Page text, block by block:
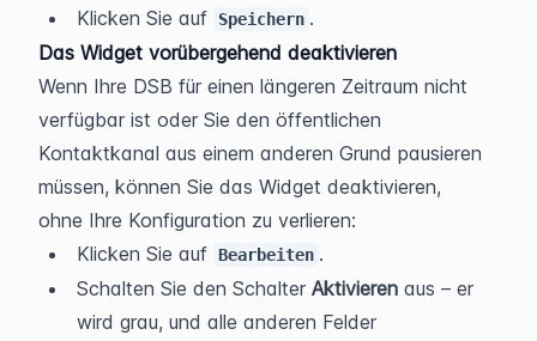
Klicken Sie auf
Speichern .
Das Widget vorübergehend deaktivieren
Wenn Ihre DSB für einen längeren Zeitraum nicht
verfügbar ist oder Sie den öffentlichen
Kontaktkanal aus einem anderen Grund pausieren
müssen, können Sie das Widget deaktivieren,
ohne Ihre Konfiguration zu verlieren:
Klicken Sie auf Bearbeiten .
Schalten Sie den Schalter Aktivieren aus – er
wird grau, und alle anderen Felder